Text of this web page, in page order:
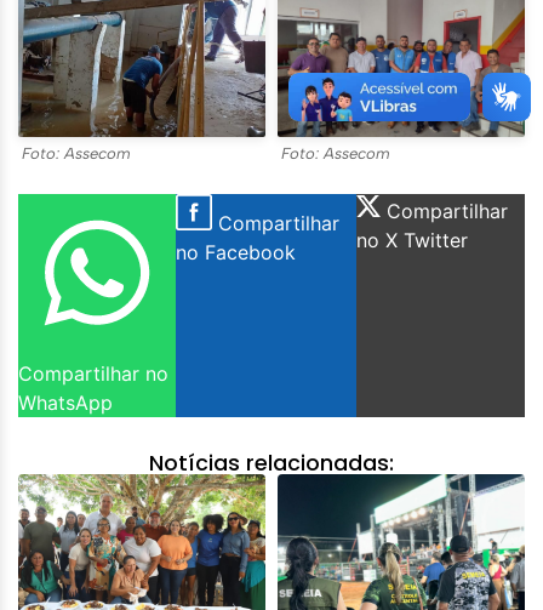
Foto: Assecom Foto: Assecom
Compartilhar no
WhatsApp
Compartilhar
no Facebook
Compartilhar
no X Twitter
Notícias relacionadas: